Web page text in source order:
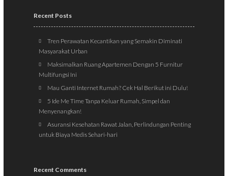
Recent Posts
Tren Perawatan Kecantikan yang Semakin Diminati
Masyarakat Urban
Maksimalkan Ruang Apartemen Dengan 5 Furnitur
Multifungsi Ini
Mau Ganti Internet Rumah? Cek Hal Berikut ini Dulu!
5 Ide Me Time Tanpa Keluar Rumah, Simpel dan
Menyenangkan!
Asuransi Kesehatan Rawat Jalan, Perlindungan Penting
untuk Biaya Medis Sehari-hari
Recent Comments